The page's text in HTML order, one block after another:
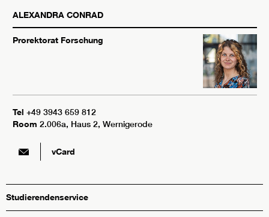
ALEXANDRA CONRAD
Prorektorat Forschung
Tel +49 3943 659 812
Room 2.006a, Haus 2, Wernigerode
vCard
Studierendenservice